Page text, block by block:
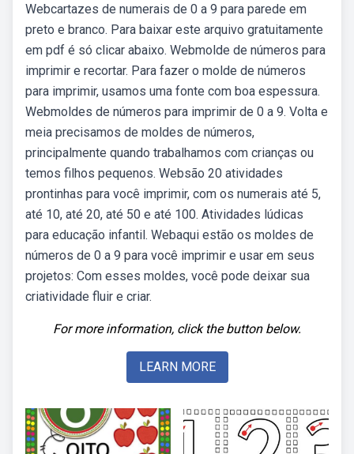
Webcartazes de numerais de 0 a 9 para parede em
preto e branco. Para baixar este arquivo gratuitamente
em pdf é só clicar abaixo. Webmolde de números para
imprimir e recortar. Para fazer o molde de números
para imprimir, usamos uma fonte com boa espessura.
Webmoldes de números para imprimir de 0 a 9. Volta e
meia precisamos de moldes de números,
principalmente quando trabalhamos com crianças ou
temos filhos pequenos. Websão 20 atividades
prontinhas para você imprimir, com os numerais até 5,
até 10, até 20, até 50 e até 100. Atividades lúdicas
para educação infantil. Webaqui estão os moldes de
números de 0 a 9 para você imprimir e usar em seus
projetos: Com esses moldes, você pode deixar sua
criatividade fluir e criar.
For more information, click the button below.
LEARN MORE